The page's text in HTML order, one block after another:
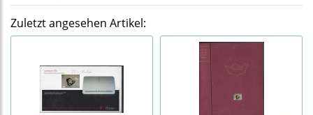
Zuletzt angesehen Artikel: